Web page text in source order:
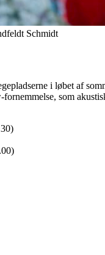
Schmidt
i løbet af
som